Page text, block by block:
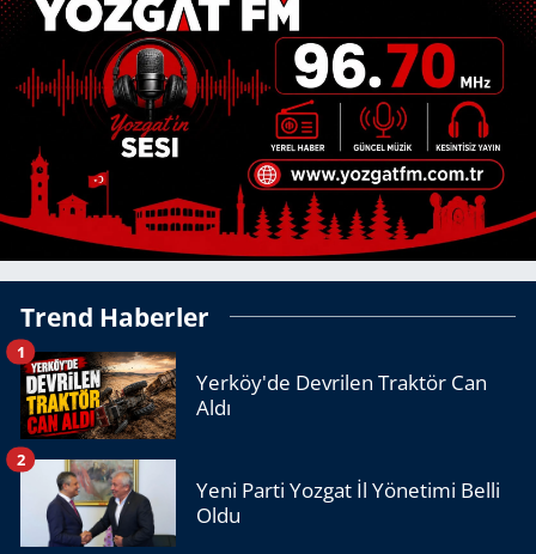
Trend Haberler
Yerköy'de Devrilen Traktör Can
Aldı
1
Yeni Parti Yozgat İl Yönetimi Belli
Oldu
2